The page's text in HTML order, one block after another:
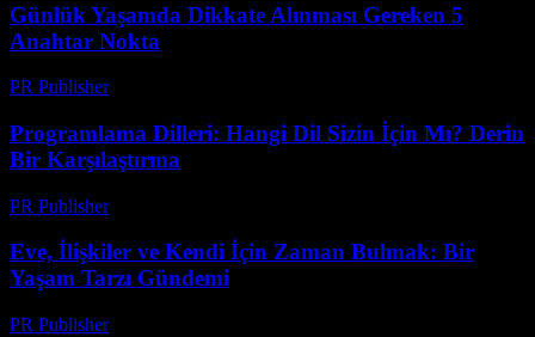
Günlük Yaşamda Dikkate Alınması Gereken 5
Anahtar Nokta
PR Publisher-
Programlama Dilleri: Hangi Dil Sizin İçin Mı? Derin
Bir Karşılaştırma
PR Publisher-
Eve, İlişkiler ve Kendi İçin Zaman Bulmak: Bir
Yaşam Tarzı Gündemi
PR Publisher-